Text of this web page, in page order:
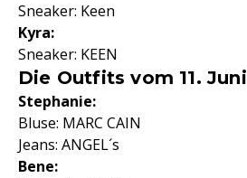
Sneaker: Keen
Kyra:
Sneaker: KEEN
Die Outfits vom 11. Juni
Stephanie:
Bluse: MARC CAIN
Jeans: ANGEL´s
Bene: